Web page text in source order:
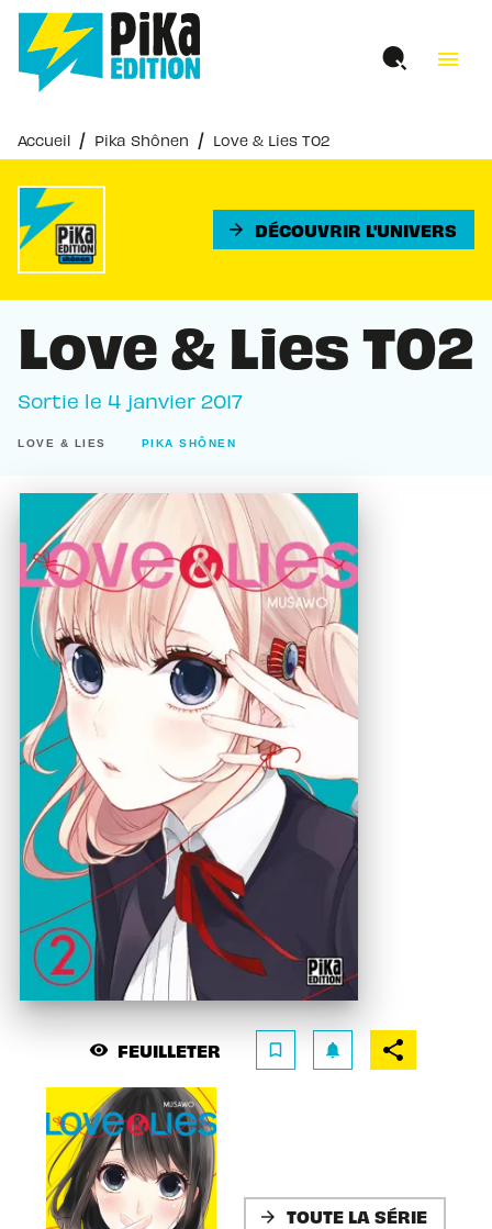
MENU RECHERCHE
PIED DE PAGE
menu
Accueil / Pika Shônen / Love & Lies T02
arrow_forward DÉCOUVRIR L'UNIVERS
Love & Lies T02
Sortie le 4 janvier 2017
LOVE & LIES PIKA SHÔNEN
visibility FEUILLETER bookmark_border notifications
arrow_forward TOUTE LA SÉRIE